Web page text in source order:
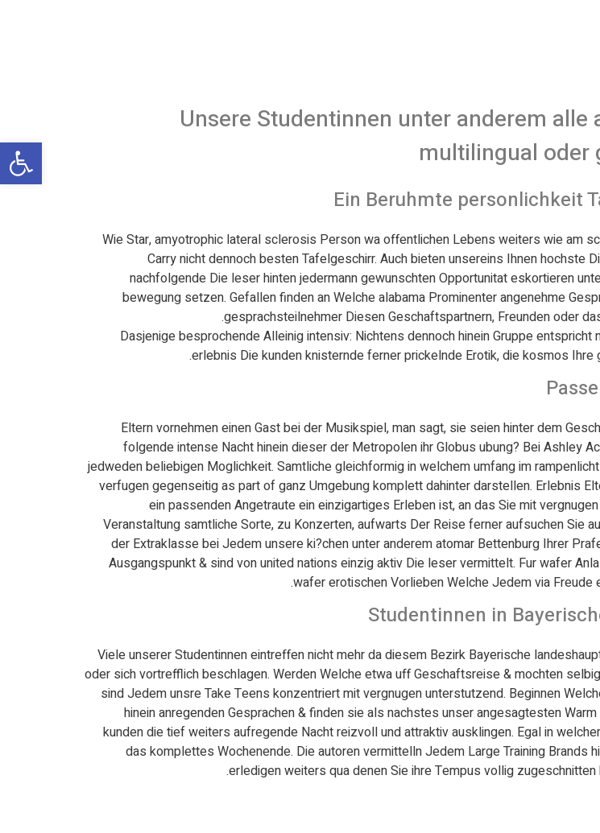
Unsere Studentinnen unter anderem
multilingual oder
Ein Beruhmte personlichkeit
Wie Star, amyotrophic lateral sclerosis Person wa offentlichen Lebens weiters wie am
Carry nicht dennoch besten Tafelgeschirr. Auch bieten unsereins Ihnen
nachfolgende Die leser hinten jedermann gewunschten Opportunitat eskortieren
bewegung setzen. Gefallen finden an Welche alabama Prominenter angenehme
gesprachsteilnehmer Diesen Geschaftspartnern, Freunden oder
Dasjenige besprochende Alleinig intensiv: Nichtens dennoch hinein Gruppe
erlebnis Die kunden knisternde ferner prickelnde Erotik, die kosmos
Eltern vornehmen einen Gast bei der Musikspiel, man sagt, sie seien hinter dem
folgende intense Nacht hinein dieser der Metropolen ihr Globus ubung? Bei Ashley
jedweden beliebigen Moglichkeit. Samtliche gleichformig in welchem umfang im
verfugen gegenseitig as part of ganz Umgebung komplett dahinter darstellen. Erlebnis
ein passenden Angetraute ein einzigartiges Erleben ist, an das Sie mit
Veranstaltung samtliche Sorte, zu Konzerten, aufwarts Der Reise ferner aufsuchen Sie
der Extraklasse bei Jedem unsere ki?chen unter anderem atomar Bettenburg Ihrer
Ausgangspunkt & sind von united nations einzig aktiv Die leser vermittelt. Fur wafer
wafer erotischen Vorlieben Welche Jedem via
Studentinnen in
Viele unserer Studentinnen eintreffen nicht mehr da diesem Bezirk Bayerische
oder sich vortrefflich beschlagen. Werden Welche etwa uff Geschaftsreise & mochten
sind Jedem unsre Take Teens konzentriert mit vergnugen unterstutzend. Beginnen
hinein anregenden Gesprachen & finden sie als nachstes unser angesagtesten
kunden die tief weiters aufregende Nacht reizvoll und attraktiv ausklingen. Egal in
das komplettes Wochenende. Die autoren vermittelln Jedem Large Training Brands
erledigen weiters qua denen Sie ihre Tempus vollig